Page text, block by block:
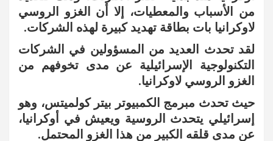
من الأسباب والمعطيات، إلا أن الغزو الروسي
لاوكرانيا بات بطاقة تهديد كبيرة لهذه الشركات.
لقد تحدث العديد من المسؤولين في الشركات
التكنولوجية الإسرائيلية عن مدى تخوفهم من
الغزو الروسي لاوكرانيا.
حيث تحدث مبرمج الكمبيوتر بيتر كولميتس، وهو
إسرائيلي يتحدث الروسية ويعيش في أوكرانيا،
عن مدى قلقه الكبير من هذا الغزو المحتمل.